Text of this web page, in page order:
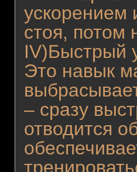
ускорением
стоя, потом
IV)Быстрый
Это навык
– сразу
отводится